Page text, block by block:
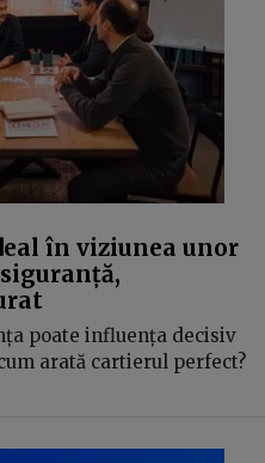
în viziunea unor
poate influența decisiv
arată cartierul perfect?